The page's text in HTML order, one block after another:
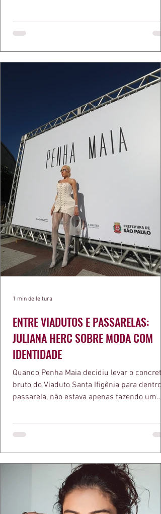
bolsa da Malu Pires, em uma composição
algo de intemporal em vestir o vento e
que ele conduza a cena. Cada dobra do
cada reflexo dourado da luz sobre a pe
ENTRE VIADUTOS E PASSARELAS:
JULIANA HERC SOBRE MODA COM
IDENTIDADE
Quando Penha Maia decidiu levar o concreto
bruto do Viaduto Santa Ifigênia para dentro
passarela, não estava apenas fazendo um
a apresentadora e influenciadora Juliana
defende há tempos, o de que moda
estruturas geométricas, volumes
aquele concreto aparente típico da
arquitetura paulistana em peças de vestir,
1 min de leitura